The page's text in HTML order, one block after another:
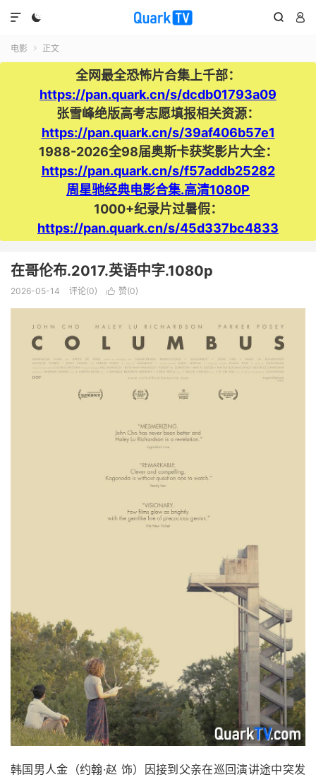
  

电影  正文
全网最全恐怖片合集上千部：
https://pan.quark.cn/s/dcdb01793a09
张雪峰绝版高考志愿填报相关资源：
https://pan.quark.cn/s/39af406b57e1
1988-2026全98届奥斯卡获奖影片大全：
https://pan.quark.cn/s/f57addb25282
周星驰经典电影合集.高清1080P
1000+纪录片过暑假：
https://pan.quark.cn/s/45d337bc4833
在哥伦布.2017.英语中字.1080p
2026-05-14 评论(0)  赞(0)
韩国男人金（约翰·赵 饰）因接到父亲在巡回演讲途中突发